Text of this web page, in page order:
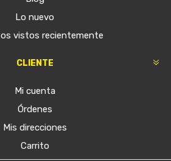
Lo nuevo
vistos recientemente
CLIENTE
Mi cuenta
Órdenes
Mis direcciones
Carrito